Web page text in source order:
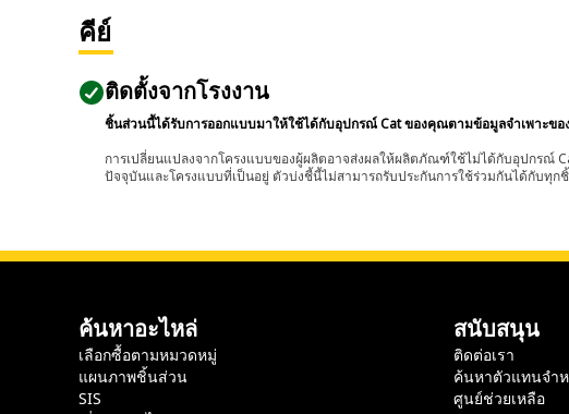
คีย์
ติดตั้งจากโรงงาน
ชิ้นส่วนนี้ได้รับการออกแบบมาให้ใช้ได้กับอุปกรณ์ Cat ของคุณตามข้อมูลจำเพาะขอ
การเปลี่ยนแปลงจากโครงแบบของผู้ผลิตอาจส่งผลให้ผลิตภัณฑ์ใช้ไม่ได้กับอุปกร
ปัจจุบันและโครงแบบที่เป็นอยู่ ตัวบ่งชี้นี้ไม่สามารถรับประกันการใช้ร่วมกันได้กับทุก
ค้นหาอะไหล่
เลือกซื้อตามหมวดหมู่
แผนภาพชิ้นส่วน
SIS
สนับสนุน
ติดต่อเรา
ค้นหาตัวแทนจำ
ศูนย์ช่วยเหลือ